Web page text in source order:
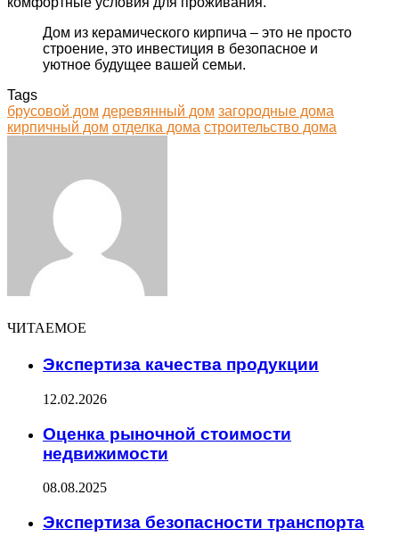
Дом из керамического кирпича – это не просто
строение, это инвестиция в безопасное и
уютное будущее вашей семьи.
Tags
брусовой дом деревянный дом загородные дома
кирпичный дом отделка дома строительство дома
ЧИТАЕМОЕ
Экспертиза качества продукции
12.02.2026
Оценка рыночной стоимости
недвижимости
08.08.2025
Экспертиза безопасности транспорта